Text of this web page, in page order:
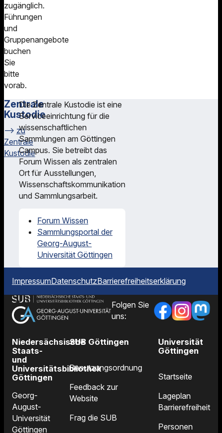
zugänglich.
Führungen
und
Gruppenangebote
buchen
Sie
bitte
vorab.
Zentrale
Kustodie
zu
Zentrale
Kustodie
Die Zentrale Kustodie ist eine
Serviceeinrichtung für die
wissenschaftlichen
Sammlungen am Göttingen
Campus. Sie betreibt das
Forum Wissen als zentralen
Ort für Ausstellungen,
Wissenschaftskommunikation
und Sammlungsarbeit.
Forum Wissen
Sammlungsportal der
Georg-August-
Universität Göttingen
ImpressumDatenschutzBarrierefreiheitserklärung
Folgen Sie
uns:
Niedersächsische
Staats-
und
Universitätsbibliothek
Göttingen
Georg-
August-
Universität
Göttingen
SUB Göttingen
Benutzungsordnung
Feedback zur
Website
Frag die SUB
Universität
Göttingen
Startseite
Lageplan
Barrierefreiheit
Personen